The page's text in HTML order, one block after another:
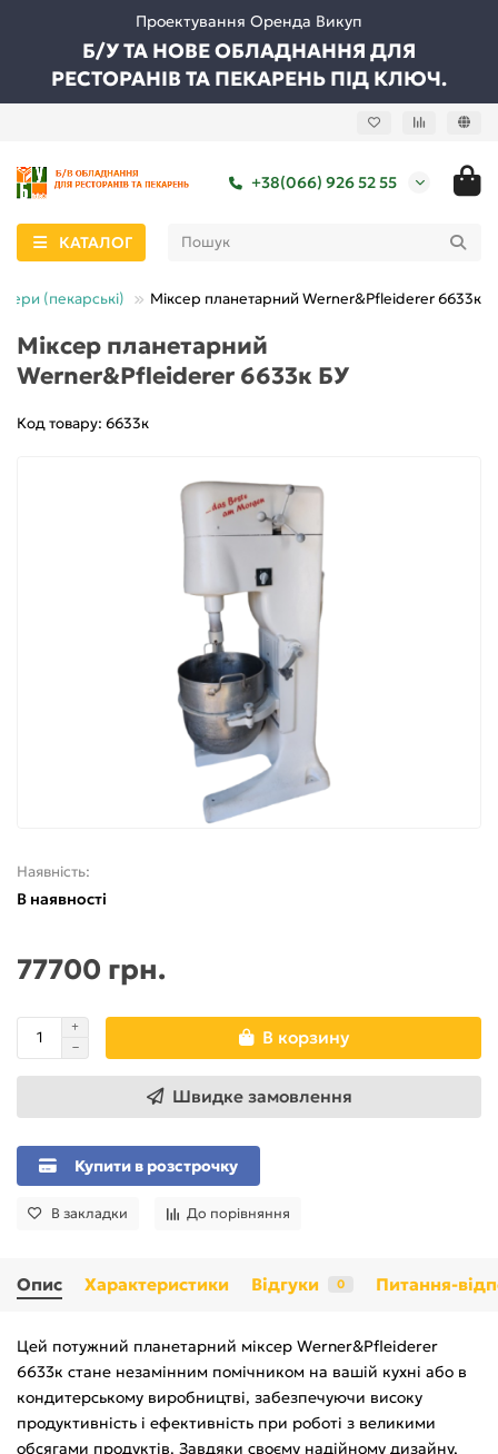
Проектування Оренда Викуп
Б/У ТА НОВЕ ОБЛАДНАННЯ ДЛЯ
РЕСТОРАНІВ ТА ПЕКАРЕНЬ ПІД КЛЮЧ.
+38(066) 926 52 55
КАТАЛОГ
(пекарські) Міксер планетарний Werner&Pfleiderer 6633к
Міксер планетарний
Werner&Pfleiderer 6633к БУ
Код товару: 6633к
Наявність:
В наявності
77700 грн.
В корзину
Швидке замовлення
Купити в розстрочку
В закладки До порівняння
Опис Характеристики Відгуки 0 Питання-
Цей потужний планетарний міксер Werner&Pfleiderer
6633к стане незамінним помічником на вашій кухні або в
кондитерському виробництві, забезпечуючи високу
продуктивність і ефективність при роботі з великими
обсягами продуктів. Завдяки своєму надійному дизайну,